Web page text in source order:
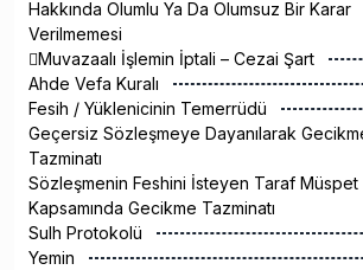
Hakkında Olumlu Ya Da Olumsuz Bir Karar
Verilmemesi
Muvazaalı İşlemin İptali – Cezai Şart
Ahde Vefa Kuralı
Fesih / Yüklenicinin Temerrüdü
Geçersiz Sözleşmeye Dayanılarak
Tazminatı
Sözleşmenin Feshini İsteyen Taraf Müspet
Kapsamında Gecikme Tazminatı
Sulh Protokolü
Yemin